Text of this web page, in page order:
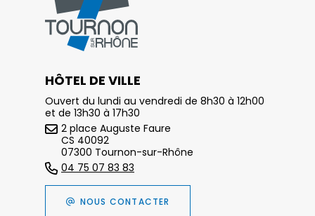
HÔTEL DE VILLE
Ouvert du lundi au vendredi de 8h30 à 12h00
et de 13h30 à 17h30
2 place Auguste Faure
CS 40092
07300 Tournon-sur-Rhône
04 75 07 83 83
NOUS CONTACTER